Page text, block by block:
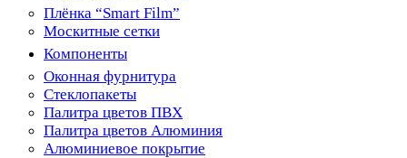
Плёнка “Smart Film”
Москитные сетки
Компоненты
Оконная фурнитура
Стеклопакеты
Палитра цветов ПВХ
Палитра цветов Алюминия
Алюминиевое покрытие